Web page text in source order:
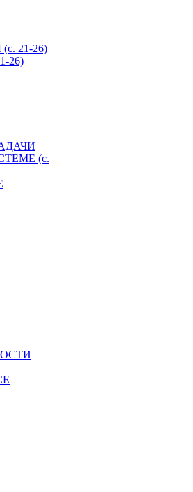
21-26)
26)
(с.